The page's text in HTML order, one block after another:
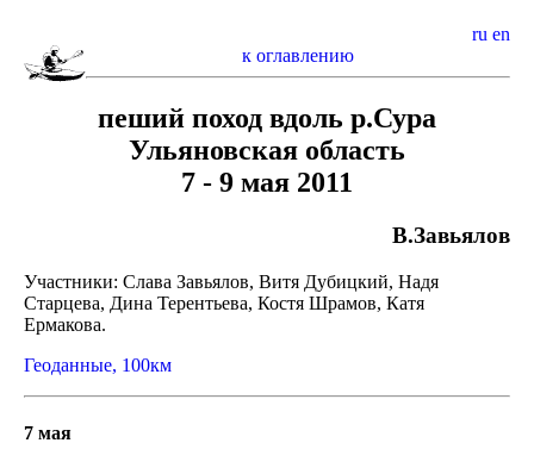
ru en
к оглавлению
пеший поход вдоль р.Сура
Ульяновская область
7 - 9 мая 2011
В.Завьялов
Участники: Слава Завьялов, Витя Дубицкий, Надя
Старцева, Дина Терентьева, Костя Шрамов, Катя
Ермакова.
Геоданные, 100км
7 мая